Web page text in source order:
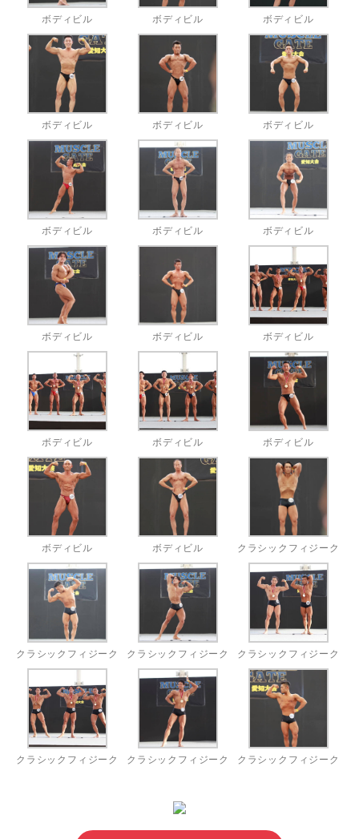
ボディビル ボディビル ボディビル
ボディビル ボディビル ボディビル
ボディビル ボディビル ボディビル
ボディビル ボディビル ボディビル
ボディビル ボディビル ボディビル
ボディビル ボディビル クラシックフィジーク
クラシックフィジーク クラシックフィジーク クラシックフィジーク
クラシックフィジーク クラシックフィジーク クラシックフィジーク